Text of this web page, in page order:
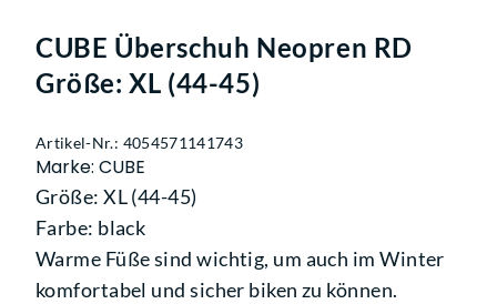
CUBE Überschuh Neopren RD
Größe: XL (44-45)
Artikel-Nr.: 4054571141743
Marke: CUBE
Größe: XL (44-45)
Farbe: black
Warme Füße sind wichtig, um auch im Winter
komfortabel und sicher biken zu können.